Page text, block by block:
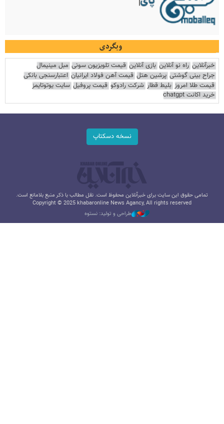
وبگردی
خبرآنلاین راه نو آنلاین بازی آنلاین قیمت تلویزیون سونی مبل مینیمال
جراح بینی گوشتی پرشین هتل قیمت آهن فولاد ایرانیان اعتبارسنجی بانکی
قیمت طلا امروز بلیط قطار شرکت رادوکو قیمت پروفیل سایت یوتوتایمز
خرید اکانت chatgpt
نسخه دسکتاپ
تمامی حقوق این سایت برای خبرآنلاین محفوظ است. نقل مطالب با ذکر منبع بلامانع است.
Copyright © 2025 khabaronline News Agancy, All rights reserved
طراحی و تولید: نستوه